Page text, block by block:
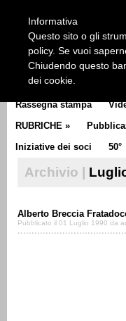
CLUB
Rassegna stampa
RUBRICHE »
Iniziative dei soci
50°
Archivio |
Alberto Breccia
Pubblicato il 01 Luglio 1990 da
Informativa
Questo sito o gli
policy. Se vuoi
Chiudendo questo
dei cookie.